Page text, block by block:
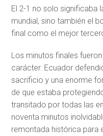
El 2-1 no solo significaba
mundial, sino también el
final como el mejor
Los minutos finales
carácter. Ecuador
sacrificio y una enorme
de que estaba
transitado por todas las
noventa minutos
remontada histórica para